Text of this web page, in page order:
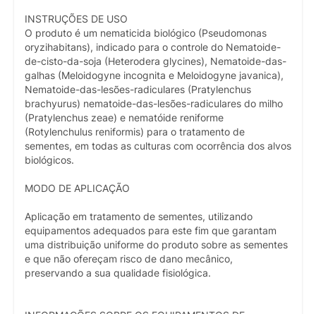
INSTRUÇÕES DE USO
O produto é um nematicida biológico (Pseudomonas
oryzihabitans), indicado para o controle do Nematoide-
de-cisto-da-soja (Heterodera glycines), Nematoide-das-
galhas (Meloidogyne incognita e Meloidogyne javanica),
Nematoide-das-lesões-radiculares (Pratylenchus
brachyurus) nematoide-das-lesões-radiculares do milho
(Pratylenchus zeae) e nematóide reniforme
(Rotylenchulus reniformis) para o tratamento de
sementes, em todas as culturas com ocorrência dos alvos
biológicos.
MODO DE APLICAÇÃO
Aplicação em tratamento de sementes, utilizando
equipamentos adequados para este fim que garantam
uma distribuição uniforme do produto sobre as sementes
e que não ofereçam risco de dano mecânico,
preservando a sua qualidade fisiológica.